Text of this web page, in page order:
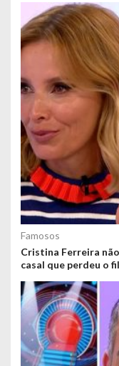
Famosos
Cristina Ferreira
casal que perdeu o